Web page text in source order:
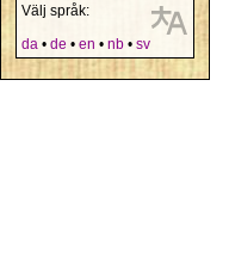
Välj språk:
da • de • en • nb • sv